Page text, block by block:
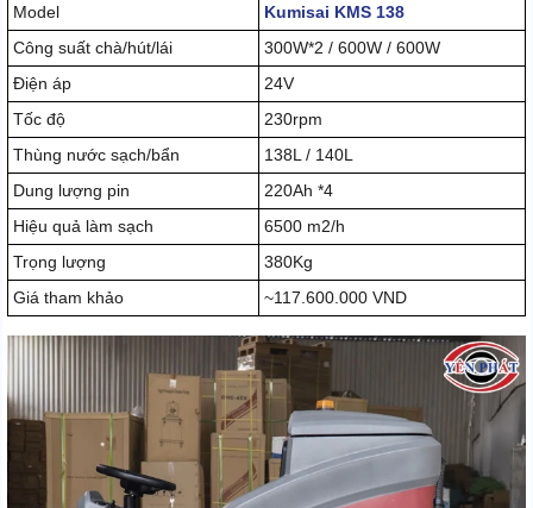
Model
Kumisai KMS 138
Công suất chà/hút/lái
300W*2 / 600W / 600W
Điện áp
24V
Tốc độ
230rpm
Thùng nước sạch/bẩn
138L / 140L
Dung lượng pin
220Ah *4
Hiệu quả làm sạch
6500 m2/h
Trọng lượng
380Kg
Giá tham khảo
~117.600.000 VND